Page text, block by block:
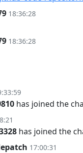
18:36:28
18:36:28
has joined the
has joined the
17:00:31